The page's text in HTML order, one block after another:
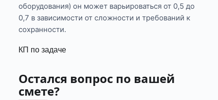
оборудования) он может варьироваться от 0,5 до
0,7 в зависимости от сложности и требований к
сохранности.
КП по задаче
Остался вопрос по вашей
смете?